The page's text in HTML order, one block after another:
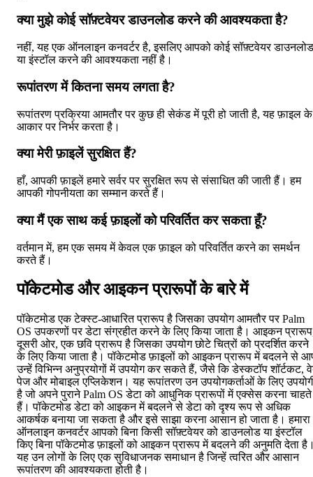
क्या मुझे कोई सॉफ़्टवेयर डाउनलोड करने की आवश्यकता है?
नहीं, यह एक ऑनलाइन कनवर्टर है, इसलिए आपको कोई सॉफ़्टवेयर डाउनलोड
या इंस्टॉल करने की आवश्यकता नहीं है।
रूपांतरण में कितना समय लगता है?
रूपांतरण प्रक्रिया आमतौर पर कुछ ही सेकंड में पूरी हो जाती है, यह फ़ाइल के
आकार पर निर्भर करता है।
क्या मेरी फ़ाइलें सुरक्षित हैं?
हाँ, आपकी फ़ाइलें हमारे सर्वर पर सुरक्षित रूप से संसाधित की जाती हैं। हम
आपकी गोपनीयता का सम्मान करते हैं।
क्या मैं एक साथ कई फ़ाइलों को परिवर्तित कर सकता हूँ?
वर्तमान में, हम एक समय में केवल एक फ़ाइल को परिवर्तित करने का समर्थन
करते हैं।
पॉकेटमोड और आइकन प्रारूपों के बारे में
पॉकेटमोड एक टेक्स्ट-आधारित प्रारूप है जिसका उपयोग आमतौर पर Palm
OS उपकरणों पर डेटा संग्रहीत करने के लिए किया जाता है। आइकन
दूसरी ओर, एक छवि प्रारूप है जिसका उपयोग छोटे चित्रों को प्रदर्शित करने
के लिए किया जाता है। पॉकेटमोड फ़ाइलों को आइकन प्रारूप में बदलने से
उन्हें विभिन्न अनुप्रयोगों में उपयोग कर सकते हैं, जैसे कि डेस्कटॉप शॉर्टकट,
पेज और मोबाइल एप्लिकेशन। यह रूपांतरण उन उपयोगकर्ताओं के लिए
है जो अपने पुराने Palm OS डेटा को आधुनिक प्रारूपों में एक्सेस करना चाहते
हैं। पॉकेटमोड डेटा को आइकन में बदलने से डेटा को दृश्य रूप से अधिक
आकर्षक बनाया जा सकता है और इसे साझा करना आसान हो जाता है। हमारा
ऑनलाइन कनवर्टर आपको बिना किसी सॉफ़्टवेयर को डाउनलोड या इंस्टॉल
किए बिना पॉकेटमोड फ़ाइलों को आइकन प्रारूप में बदलने की अनुमति देता
यह उन लोगों के लिए एक सुविधाजनक समाधान है जिन्हें त्वरित और आसान
रूपांतरण की आवश्यकता होती है।